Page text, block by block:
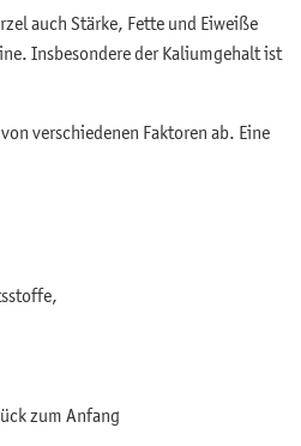
auch Stärke, Fette und Eiweiße
Insbesondere der Kaliumgehalt ist
verschiedenen Faktoren ab. Eine
zum Anfang